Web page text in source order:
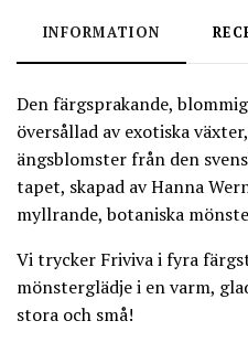
INFORMATION
Den färgsprakande,
översållad av exotiska
ängsblomster från den
tapet, skapad av Hanna
myllrande, botaniska
Vi trycker Friviva i fyra
mönsterglädje i en varm,
stora och små!